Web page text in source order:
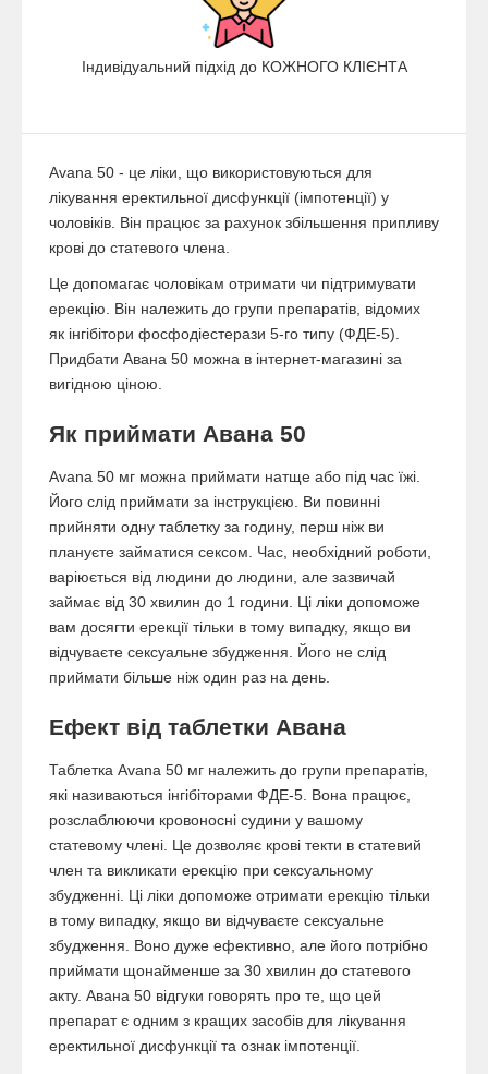
Індивідуальний підхід до КОЖНОГО КЛІЄНТА
Avana 50 - це ліки, що використовуються для
лікування еректильної дисфункції (імпотенції) у
чоловіків. Він працює за рахунок збільшення припливу
крові до статевого члена.
Це допомагає чоловікам отримати чи підтримувати
ерекцію. Він належить до групи препаратів, відомих
як інгібітори фосфодіестерази 5-го типу (ФДЕ-5).
Придбати Авана 50 можна в інтернет-магазині за
вигідною ціною.
Як приймати Авана 50
Avana 50 мг можна приймати натще або під час їжі.
Його слід приймати за інструкцією. Ви повинні
прийняти одну таблетку за годину, перш ніж ви
плануєте займатися сексом. Час, необхідний роботи,
варіюється від людини до людини, але зазвичай
займає від 30 хвилин до 1 години. Ці ліки допоможе
вам досягти ерекції тільки в тому випадку, якщо ви
відчуваєте сексуальне збудження. Його не слід
приймати більше ніж один раз на день.
Ефект від таблетки Авана
Таблетка Avana 50 мг належить до групи препаратів,
які називаються інгібіторами ФДЕ-5. Вона працює,
розслаблюючи кровоносні судини у вашому
статевому члені. Це дозволяє крові текти в статевий
член та викликати ерекцію при сексуальному
збудженні. Ці ліки допоможе отримати ерекцію тільки
в тому випадку, якщо ви відчуваєте сексуальне
збудження. Воно дуже ефективно, але його потрібно
приймати щонайменше за 30 хвилин до статевого
акту. Авана 50 відгуки говорять про те, що цей
препарат є одним з кращих засобів для лікування
еректильної дисфункції та ознак імпотенції.